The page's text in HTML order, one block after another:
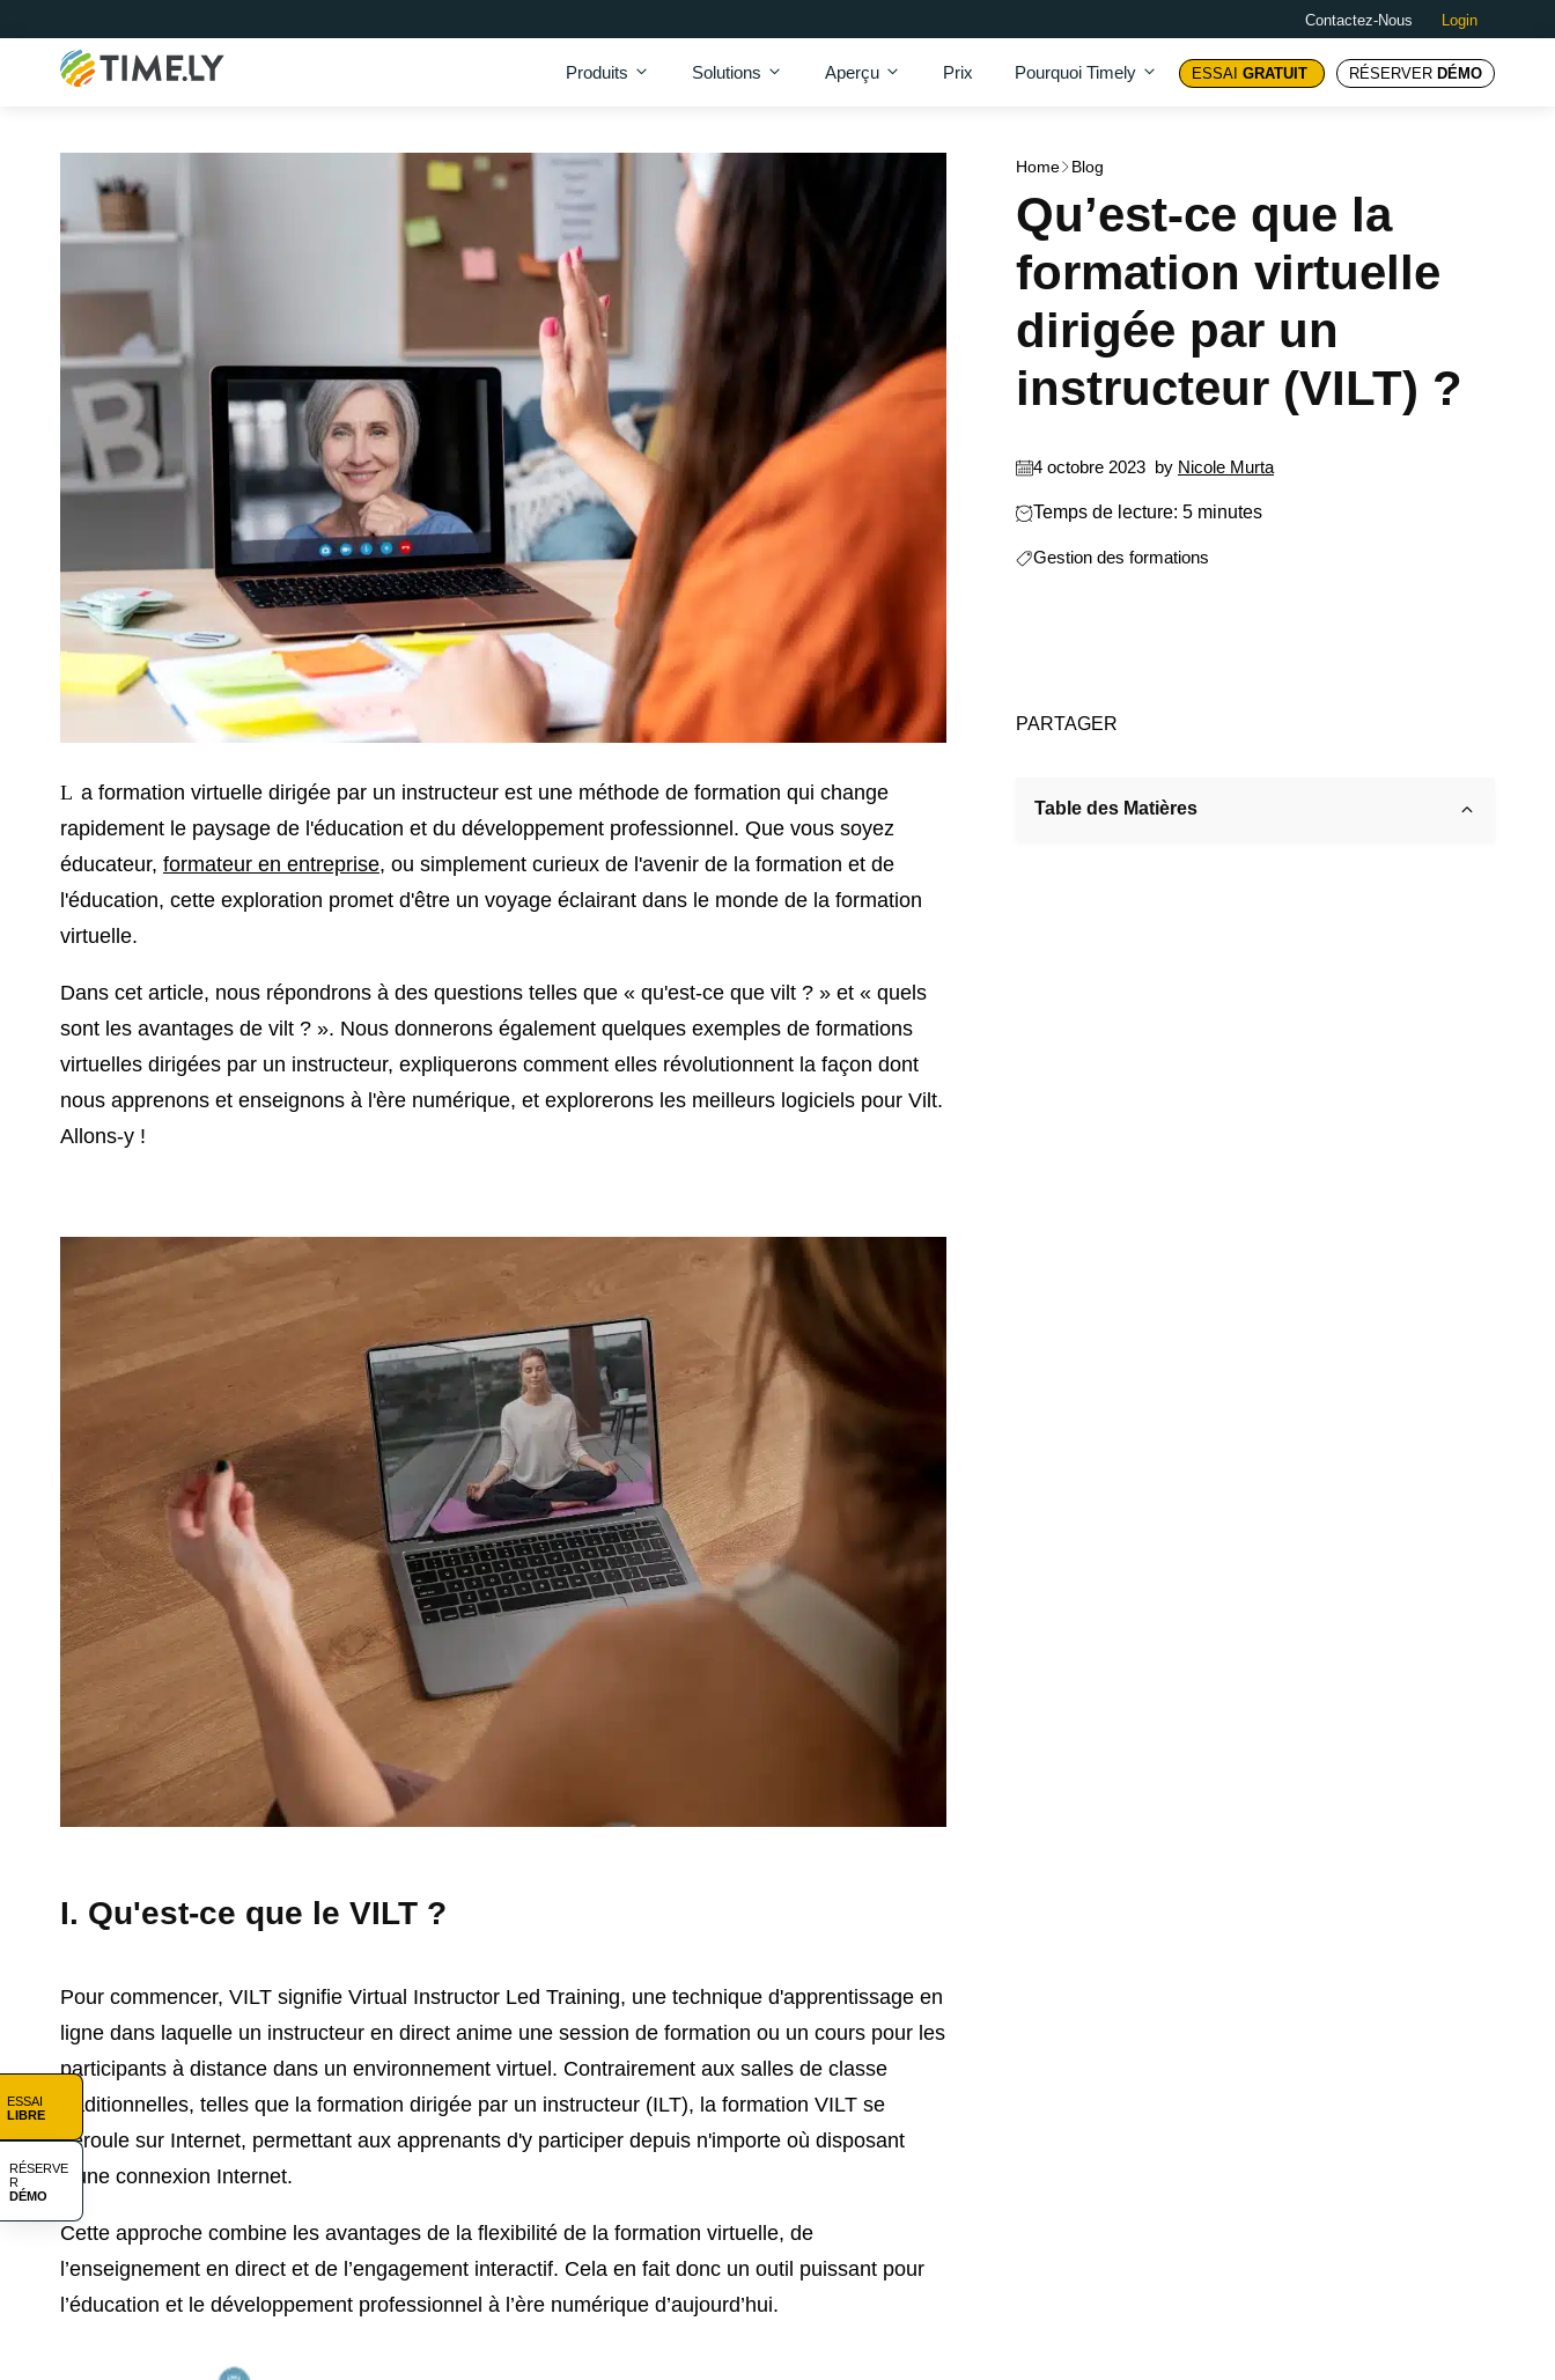
Contactez-Nous Login
Timely
Produits Solutions Aperçu Prix Pourquoi Timely ESSAI GRATUIT RÉSERVER DÉMO
ESSAI
LIBRE
RÉSERVE
R
DÉMO
Home Blog
Qu’est-ce que la
formation virtuelle
dirigée par un
instructeur (VILT) ?
4 octobre 2023 by Nicole Murta
Temps de lecture: 5 minutes
Gestion des formations
PARTAGER
La formation virtuelle dirigée par un instructeur est une méthode de formation qui change
rapidement le paysage de l'éducation et du développement professionnel. Que vous soyez
éducateur, formateur en entreprise, ou simplement curieux de l'avenir de la formation et de
l'éducation, cette exploration promet d'être un voyage éclairant dans le monde de la formation
virtuelle.
Dans cet article, nous répondrons à des questions telles que « qu'est-ce que vilt ? » et « quels
sont les avantages de vilt ? ». Nous donnerons également quelques exemples de formations
virtuelles dirigées par un instructeur, expliquerons comment elles révolutionnent la façon dont
nous apprenons et enseignons à l'ère numérique, et explorerons les meilleurs logiciels pour Vilt.
Allons-y !
I. Qu'est-ce que le VILT ?
Pour commencer, VILT signifie Virtual Instructor Led Training, une technique d'apprentissage en
ligne dans laquelle un instructeur en direct anime une session de formation ou un cours pour les
participants à distance dans un environnement virtuel. Contrairement aux salles de classe
traditionnelles, telles que la formation dirigée par un instructeur (ILT), la formation VILT se
déroule sur Internet, permettant aux apprenants d'y participer depuis n'importe où disposant
d'une connexion Internet.
Cette approche combine les avantages de la flexibilité de la formation virtuelle, de
l’enseignement en direct et de l’engagement interactif. Cela en fait donc un outil puissant pour
l’éducation et le développement professionnel à l’ère numérique d’aujourd’hui.
Table des Matières